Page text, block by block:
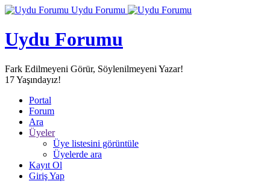
Uydu Forumu
Uydu Forumu
Fark Edilmeyeni Görür, Söylenilmeyeni Yazar!
17Yaşındayız!
Portal
Forum
Ara
Üyeler
Üye listesini görüntüle
Üyelerde ara
Kayıt Ol
Giriş Yap